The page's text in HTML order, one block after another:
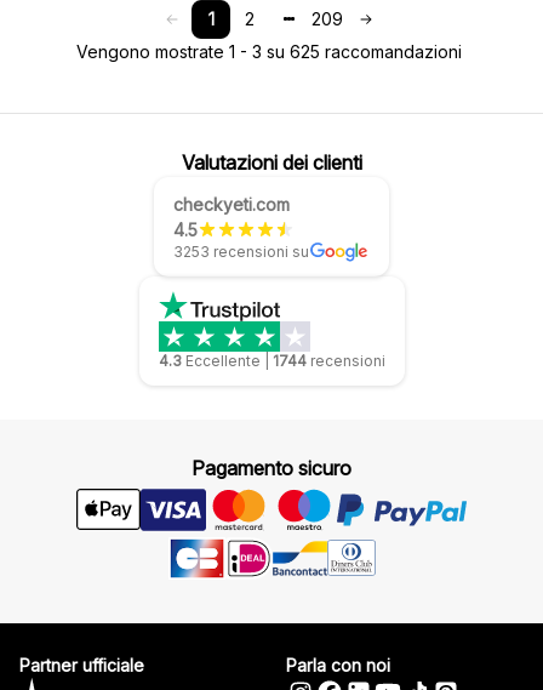
1 2
209
Vengono mostrate 1 - 3 su 625 raccomandazioni
Valutazioni dei clienti
checkyeti.com
4.5
3253 recensioni su
4.3 Eccellente 1744 recensioni
Pagamento sicuro
Partner ufficiale Parla con noi